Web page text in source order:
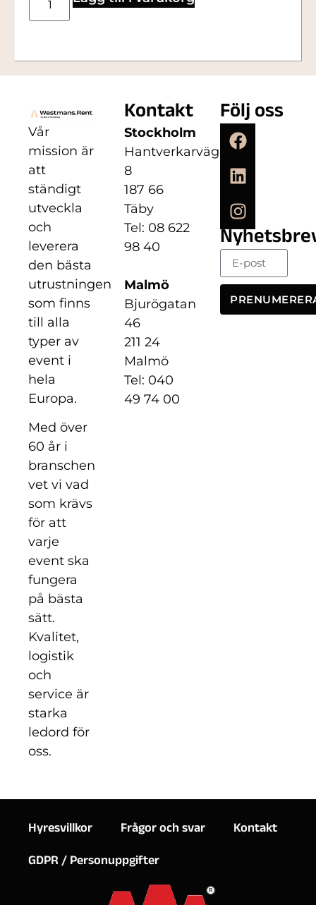
Vår
mission är
att
ständigt
utveckla
och
leverera
den bästa
utrustningen
som finns
till alla
typer av
event i
hela
Europa.
Med över
60 år i
branschen
vet vi vad
som krävs
för att
varje
event ska
fungera
på bästa
sätt.
Kvalitet,
logistik
och
service är
starka
ledord för
oss.
Kontakt
Stockholm
Hantverkarvägen
8
187 66
Täby
Tel: 08 622
98 40
Malmö
Bjurögatan
46
211 24
Malmö
Tel: 040
49 74 00
Följ oss
Hyresvillkor Frågor och svar
Kontakt
GDPR / Personuppgifter